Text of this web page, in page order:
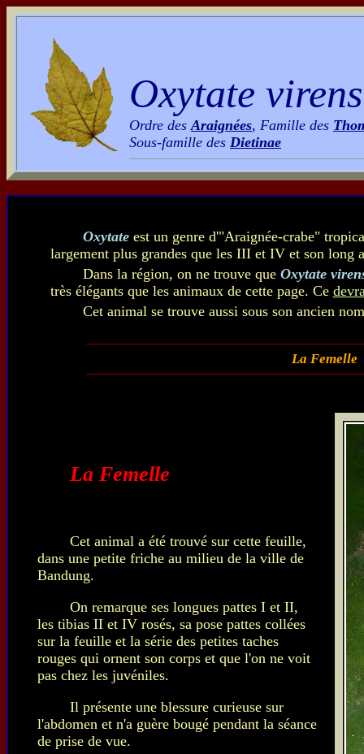
Oxytate virens
Ordre desAraignées, Famille des
Sous-famille des Dietinae
Oxytateest un genre d'"Araignée-crabe"
largement plus grandes que les III et IV et son long
Dans la région, on ne trouve que Oxytate
très élégants que les animaux de cette page. Ce
Cet animal se trouve aussi sous son ancien
La Femelle
La Femelle
Cet animal a été trouvé sur cette feuille,
dans une petite friche au milieu de la ville de
Bandung.
On remarque ses longues pattes I et II,
les tibias II et IV rosés, sa pose pattes collées
sur la feuille et la série des petites taches
rouges qui ornent son corps et que l'on ne voit
pas chez les juvéniles.
Il présente une blessure curieuse sur
l'abdomen et n'a guère bougé pendant la séance
de prise de vue.